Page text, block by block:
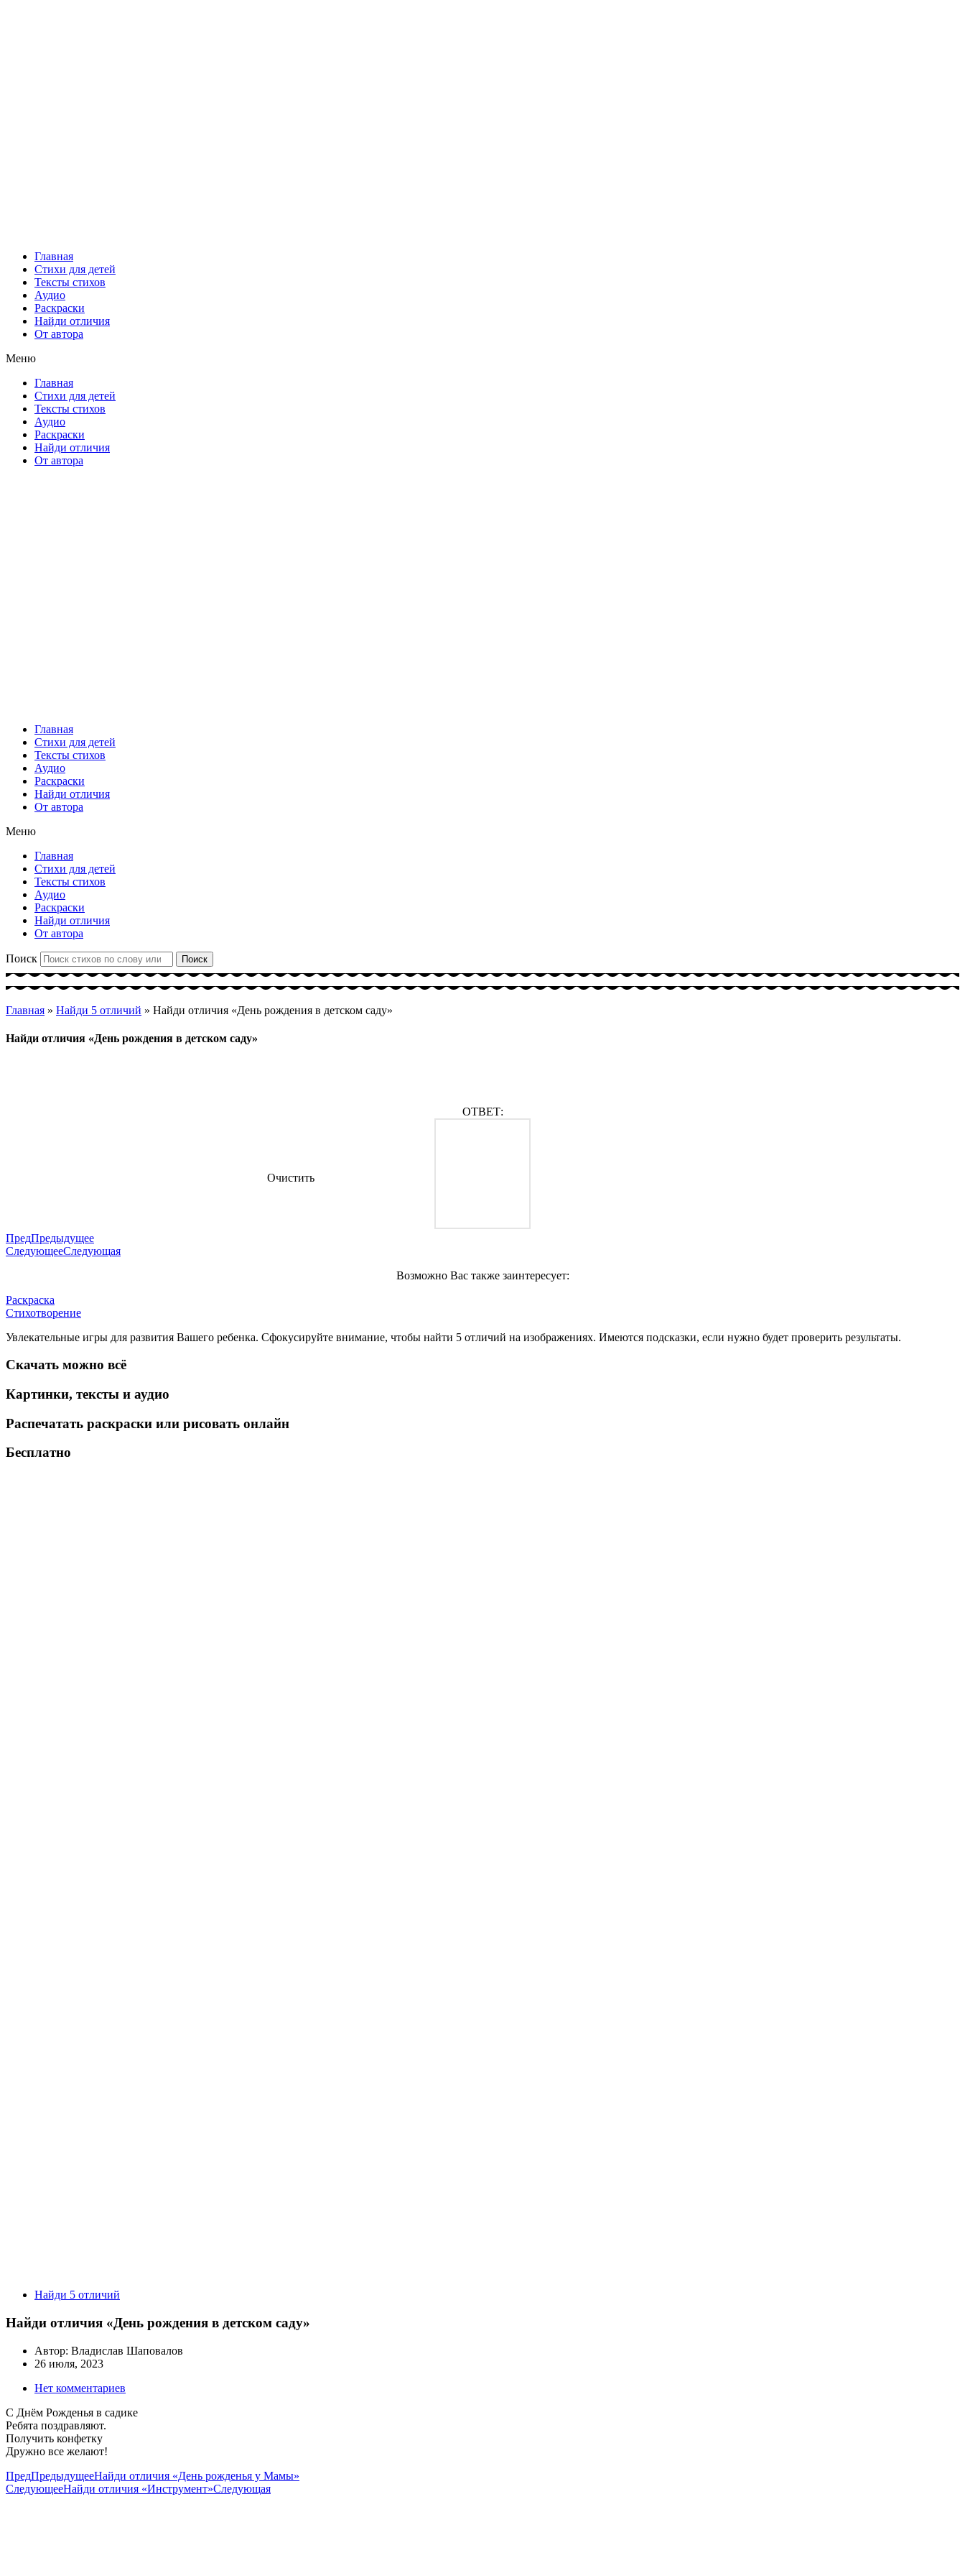
Главная
Стихи для детей
Тексты стихов
Аудио
Раскраски
Найди отличия
От автора
Меню
Главная
Стихи для детей
Тексты стихов
Аудио
Раскраски
Найди отличия
От автора
Главная
Стихи для детей
Тексты стихов
Аудио
Раскраски
Найди отличия
От автора
Меню
Главная
Стихи для детей
Тексты стихов
Аудио
Раскраски
Найди отличия
От автора
Поиск Поиск
Главная » Найди 5 отличий » Найди отличия «День рождения в детском саду»
Найди отличия «День рождения в детском саду»
Очистить
ОТВЕТ:
ПредПредыдущее
СледующееСледующая
Возможно Вас также заинтересует:
Раскраска
Стихотворение
Увлекательные игры для развития Вашего ребенка. Сфокусируйте внимание, чтобы найти 5 отличий на изображениях. Имеются подсказки, если нужно будет проверить результаты.
Скачать можно всё
Картинки, тексты и аудио
Распечатать раскраски или рисовать онлайн
Бесплатно
Найди 5 отличий
Найди отличия «День рождения в детском саду»
Автор: Владислав Шаповалов
26 июля, 2023
Нет комментариев
С Днём Рожденья в садике
Ребята поздравляют.
Получить конфетку
Дружно все желают!
ПредПредыдущееНайди отличия «День рожденья у Мамы»
СледующееНайди отличия «Инструмент»Следующая